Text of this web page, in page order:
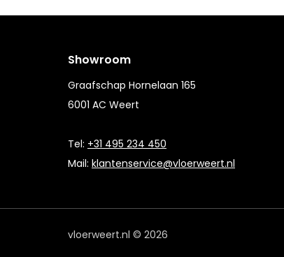
Showroom
Graafschap Hornelaan 165
6001 AC Weert
Tel: +31 495 234 450
Mail: klantenservice@vloerweert.nl
vloerweert.nl © 2026